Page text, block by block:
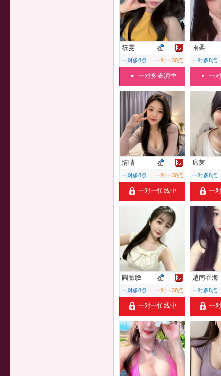
筱雯
一对多8点 一对一30点
一对多表演中
雨柔
一对多8点
一
情晴
一对多8点 一对一30点
一对一忙线中
席茵
一对多8点
一
圓臉臉
一对多8点 一对一30点
一对一忙线中
越南吞海
一对多8点
一